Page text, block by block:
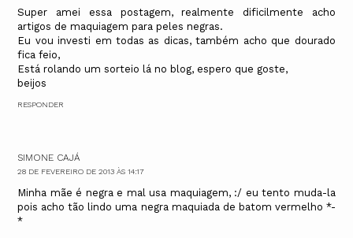
Super amei essa postagem, realmente dificilmente acho
artigos de maquiagem para peles negras.
Eu vou investi em todas as dicas, também acho que dourado
fica feio,
Está rolando um sorteio lá no blog, espero que goste,
beijos
RESPONDER
SIMONE CAJÁ
28 DE FEVEREIRO DE 2013 ÀS 14:17
Minha mãe é negra e mal usa maquiagem, :/ eu tento muda-la
pois acho tão lindo uma negra maquiada de batom vermelho *-
*